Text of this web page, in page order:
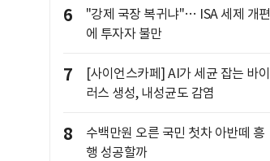
6
"강제 국장 복귀냐"… ISA 세제 개편
에 투자자 불만
7
[사이언스카페] AI가 세균 잡는 바이
러스 생성, 내성균도 감염
8
수백만원 오른 국민 첫차 아반떼 흥
행 성공할까